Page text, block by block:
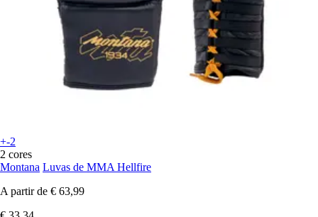
+-2
2 cores
Montana Luvas de MMA Hellfire
A partir de € 63,99